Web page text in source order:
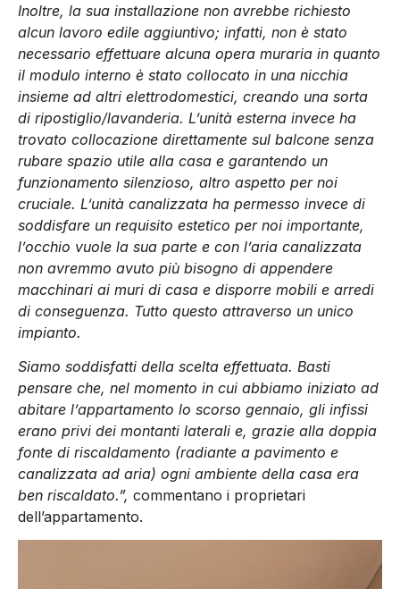
Inoltre, la sua installazione non avrebbe richiesto
alcun lavoro edile aggiuntivo; infatti, non è stato
necessario effettuare alcuna opera muraria in quanto
il modulo interno è stato collocato in una nicchia
insieme ad altri elettrodomestici, creando una sorta
di ripostiglio/lavanderia. L’unità esterna invece ha
trovato collocazione direttamente sul balcone senza
rubare spazio utile alla casa e garantendo un
funzionamento silenzioso, altro aspetto per noi
cruciale. L’unità canalizzata ha permesso invece di
soddisfare un requisito estetico per noi importante,
l’occhio vuole la sua parte e con l’aria canalizzata
non avremmo avuto più bisogno di appendere
macchinari ai muri di casa e disporre mobili e arredi
di conseguenza. Tutto questo attraverso un unico
impianto.
Siamo soddisfatti della scelta effettuata. Basti
pensare che, nel momento in cui abbiamo iniziato ad
abitare l’appartamento lo scorso gennaio, gli infissi
erano privi dei montanti laterali e, grazie alla doppia
fonte di riscaldamento (radiante a pavimento e
canalizzata ad aria) ogni ambiente della casa era
ben riscaldato.”, commentano i proprietari
dell’appartamento.